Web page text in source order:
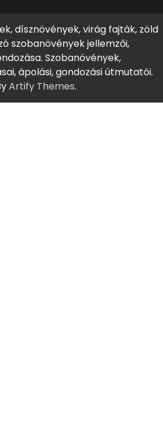
dísznövények, virág fajták, zöld
szobanövények jellemzői,
Szobanövények,
ápolási, gondozási útmutatói.
Artify Themes.